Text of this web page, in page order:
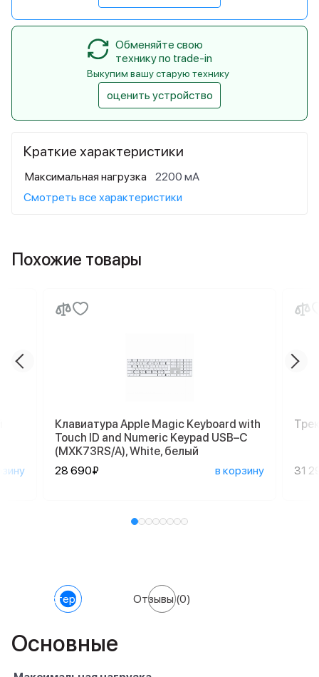
Краткие характеристики
Максимальная нагрузка
2200 мА
Смотреть все характеристики
Обменяйте свою
технику по trade-in
Выкупим вашу старую технику
оценить устройство
Похожие товары
Клавиатура Apple Magic Keyboard with
Touch ID and Numeric Keypad USB–C
(MXK73RS/A), White, белый
28 690₽
в корзину 31
Характеристики Отзывы(0)
Основные